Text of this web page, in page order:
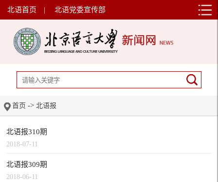
北语首页 | 北语党委宣传部
首页 -> 北语报
北语报310期
2018-07-11
北语报309期
2018-06-11